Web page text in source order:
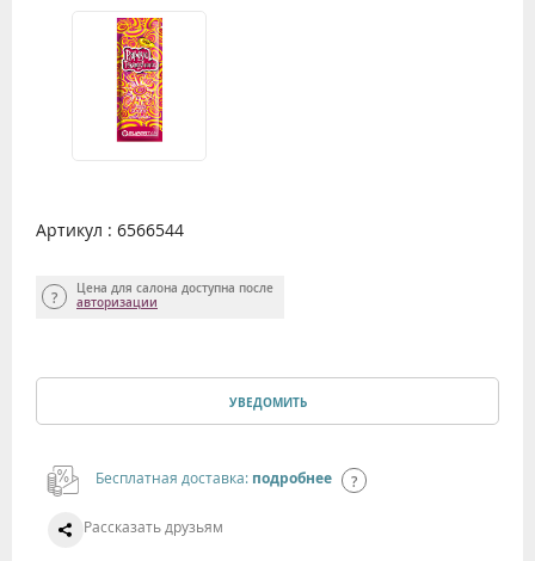
Артикул : 6566544
Цена для салона доступна после
авторизации
УВЕДОМИТЬ
Бесплатная доставка: подробнее
Рассказать друзьям